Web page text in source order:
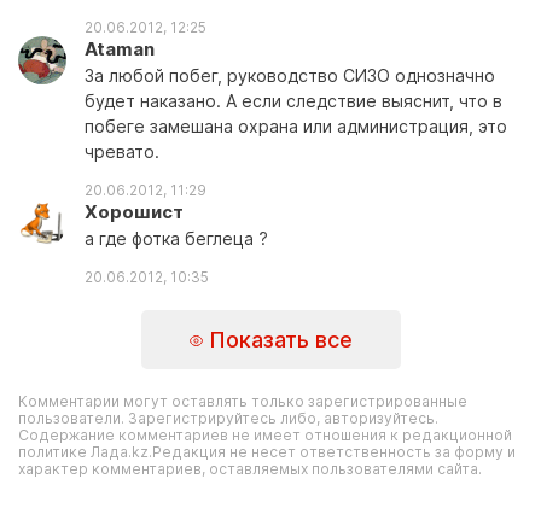
20.06.2012, 12:25
Ataman
За любой побег, руководство СИЗО однозначно
будет наказано. А если следствие выяснит, что в
побеге замешана охрана или администрация, это
чревато.
20.06.2012, 11:29
Хорошист
а где фотка беглеца ?
20.06.2012, 10:35
Показать все
Комментарии могут оставлять только зарегистрированные
пользователи. Зарегистрируйтесь либо, авторизуйтесь.
Содержание комментариев не имеет отношения к редакционной
политике Лада.kz.Редакция не несет ответственность за форму и
характер комментариев, оставляемых пользователями сайта.